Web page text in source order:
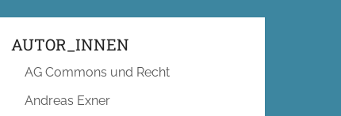
AUTOR_INNEN
AG Commons und Recht
Andreas Exner